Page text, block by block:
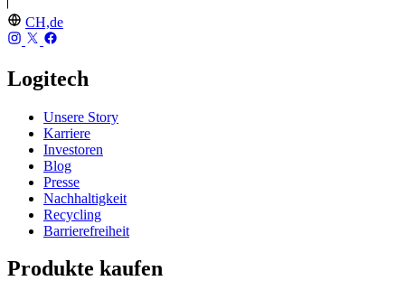
CH,de
Logitech
Unsere Story
Karriere
Investoren
Blog
Presse
Nachhaltigkeit
Recycling
Barrierefreiheit
Produkte kaufen